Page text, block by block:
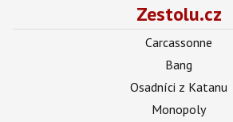
Zestolu.cz
Carcassonne
Bang
Osadníci z Katanu
Monopoly